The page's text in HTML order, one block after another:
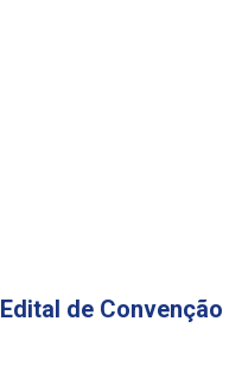
Edital de Convenção